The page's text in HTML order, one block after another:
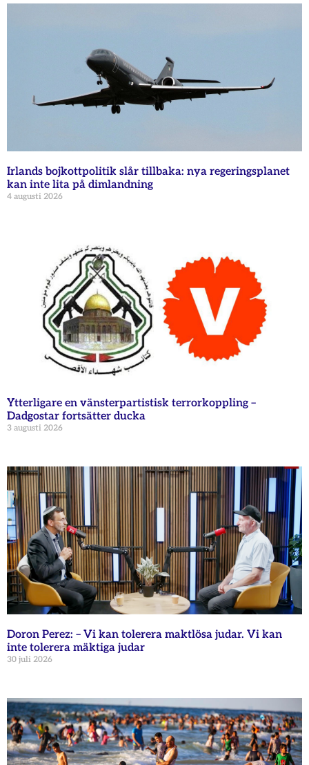
Irlands bojkottpolitik slår tillbaka: nya regeringsplanet
kan inte lita på dimlandning
4 augusti 2026
Ytterligare en vänsterpartistisk terrorkoppling –
Dadgostar fortsätter ducka
3 augusti 2026
Doron Perez: – Vi kan tolerera maktlösa judar. Vi kan
inte tolerera mäktiga judar
30 juli 2026